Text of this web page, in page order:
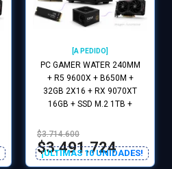
[A PEDIDO]
PC GAMER WATER 240MM
+ R5 9600X + B650M +
32GB 2X16 + RX 9070XT
16GB + SSD M.2 1TB +
GAMER PECERA
$3.714.600
$3.491.724
¡ULTIMAS 10 UNIDADES!